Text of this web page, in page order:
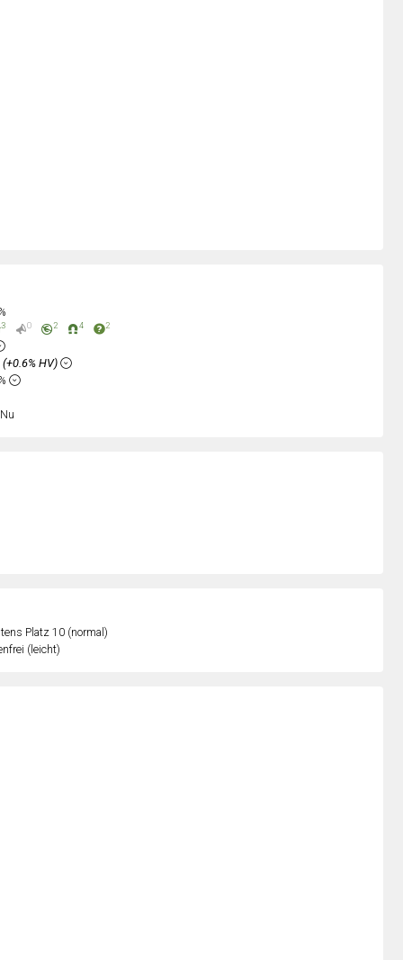
Platz 10 (normal)
(leicht)
3 0 2 4 2
(+0.6% HV)